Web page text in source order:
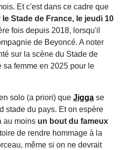
Et c'est dans ce cadre que
Stade de France, le jeudi 10
fois depuis 2018, lorsqu'il
de Beyoncé. A noter
sur la scène du Stade de
sa femme en 2025 pour le
solo (a priori) que Jigga se
stade du pays. Et on espère
au moins un bout du fameux
de rendre hommage à la
même si on ne devrait